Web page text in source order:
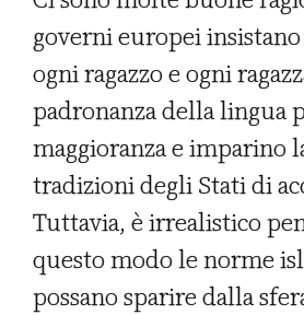
governi europei
ogni ragazzo e ogni
padronanza della lingua
maggioranza e imparino
tradizioni degli Stati di
Tuttavia, è irrealistico
questo modo le norme
possano sparire dalla